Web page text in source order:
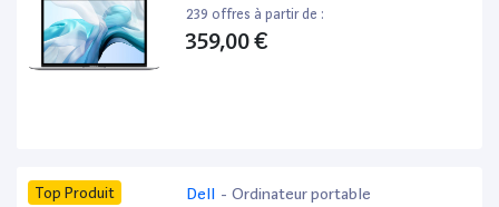
239 offres à partir de :
359,00 €
Top Produit Dell - Ordinateur portable